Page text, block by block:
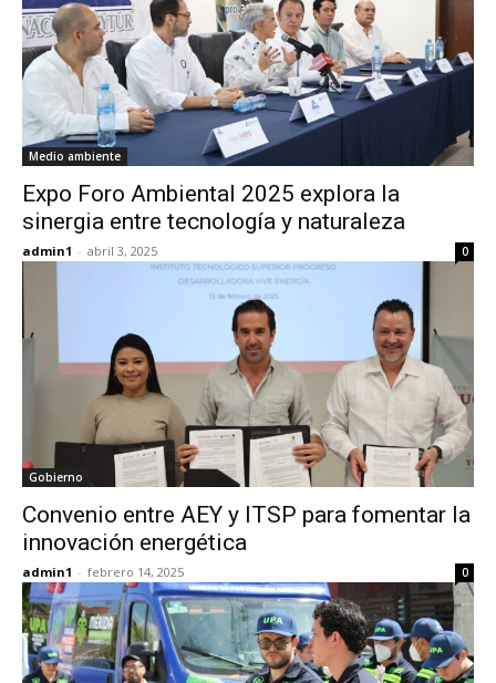
Medio ambiente
Expo Foro Ambiental 2025 explora la
sinergia entre tecnología y naturaleza
admin1 - abril 3, 2025 0
Gobierno
Convenio entre AEY y ITSP para fomentar la
innovación energética
admin1 - febrero 14, 2025 0